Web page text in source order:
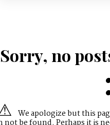
Sorry, no
We apologize but this